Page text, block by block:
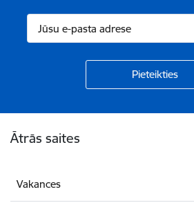
Ātrās saites
Vakances